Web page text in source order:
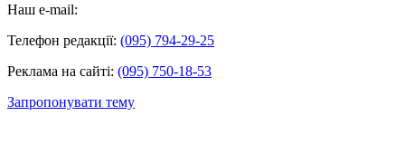
Наш e-mail:
Телефон редакції: (095) 794-29-25
Реклама на сайті: (095) 750-18-53
Запропонувати тему